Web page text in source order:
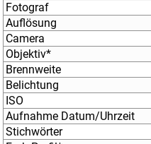
Fotograf
Auflösung
Camera
Objektiv*
Brennweite
Belichtung
ISO
Aufnahme Datum/Uhrzeit
Stichwörter